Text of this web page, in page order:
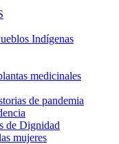
Indígenas
medicinales
de pandemia
de Dignidad
mujeres